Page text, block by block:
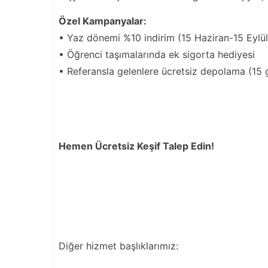
Özel Kampanyalar:
• Yaz dönemi %10 indirim (15 Haziran-15
• Öğrenci taşımalarında ek sigorta hediyesi
• Referansla gelenlere ücretsiz depolama (15
Hemen Ücretsiz Keşif Talep Edin!
Diğer hizmet başlıklarımız: